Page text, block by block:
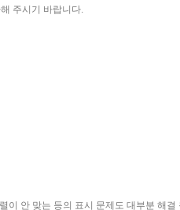
주시기 바랍니다.
이 안 맞는 등의 표시 문제도 대부분 해결